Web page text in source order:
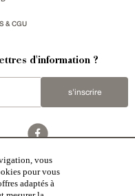
& CGU
d'information ?
s'inscrire
ayant créé un réseau national spécialisé
demeures & maisons
,monuments historiques
village,chalets
vous
pour vous
adaptés à